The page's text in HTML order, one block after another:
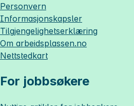
Personvern
Informasjonskapsler
Tilgjengelighetserklæring
Om arbeidsplassen.no
Nettstedkart
For jobbsøkere